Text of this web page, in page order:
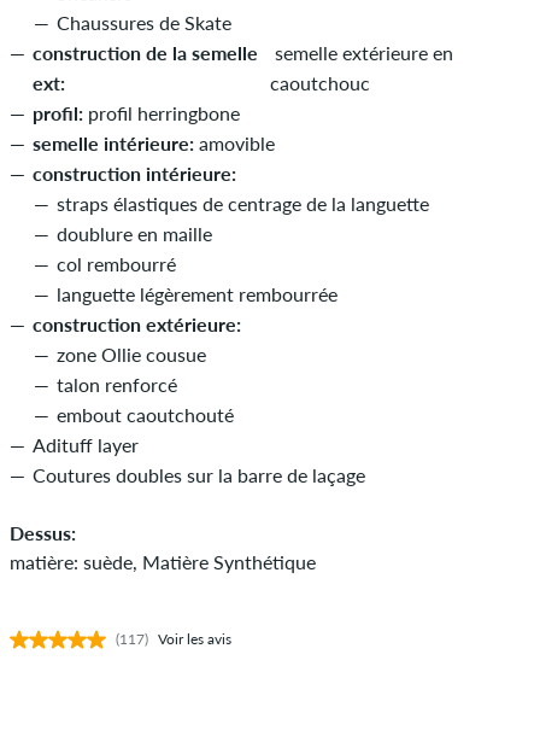
Chaussures de Skate
construction de la semelle
ext:
semelle extérieure en
caoutchouc
profil: profil herringbone
semelle intérieure: amovible
construction intérieure:
straps élastiques de centrage de la languette
doublure en maille
col rembourré
languette légèrement rembourrée
construction extérieure:
zone Ollie cousue
talon renforcé
embout caoutchouté
Adituff layer
Coutures doubles sur la barre de laçage
Dessus:
matière: suède, Matière Synthétique
(117) Voir les avis